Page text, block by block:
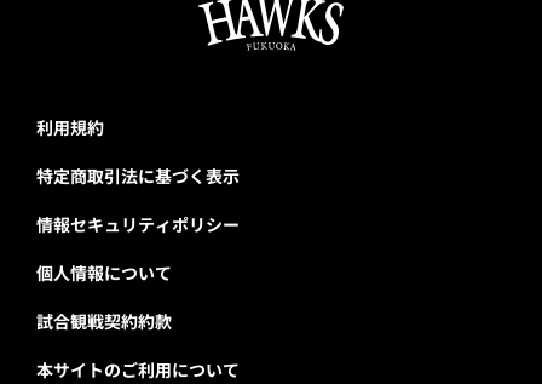
利用規約
特定商取引法に基づく表示
情報セキュリティポリシー
個人情報について
試合観戦契約約款
本サイトのご利用について